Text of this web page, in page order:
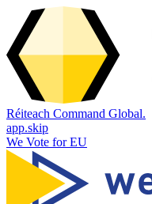
Réiteach Command Global.
app.skip
We Vote for EU